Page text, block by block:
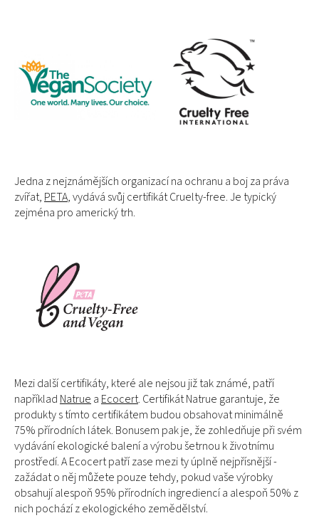
Jedna z nejznámějších organizací na ochranu a boj za práva
zvířat, PETA, vydává svůj certifikát Cruelty-free. Je typický
zejména pro americký trh.
Mezi další certifikáty, které ale nejsou již tak známé, patří
například Natrue a Ecocert. Certifikát Natrue garantuje, že
produkty s tímto certifikátem budou obsahovat minimálně
75% přírodních látek. Bonusem pak je, že zohledňuje při svém
vydávání ekologické balení a výrobu šetrnou k životnímu
prostředí. A Ecocert patří zase mezi ty úplně nejpřísnější -
zažádat o něj můžete pouze tehdy, pokud vaše výrobky
obsahují alespoň 95% přírodních ingrediencí a alespoň 50% z
nich pochází z ekologického zemědělství.